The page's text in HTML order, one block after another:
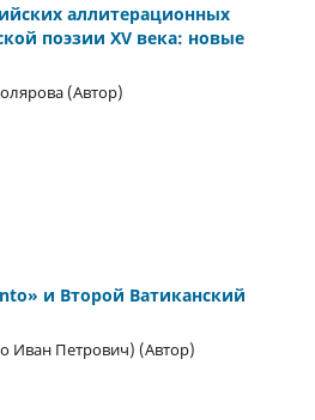
аллитерационных
поэзии XV века: новые
(Автор)
и Второй Ватиканский
Иван Петрович) (Автор)